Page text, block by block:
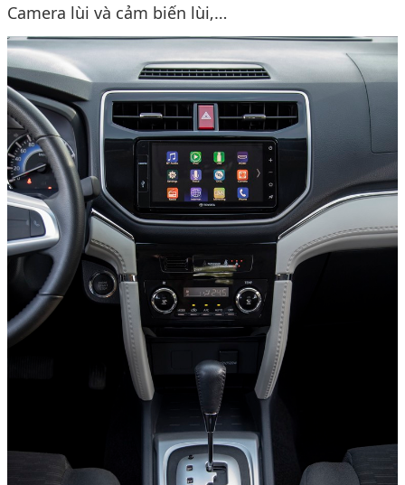
Camera lùi và cảm biến lùi,…